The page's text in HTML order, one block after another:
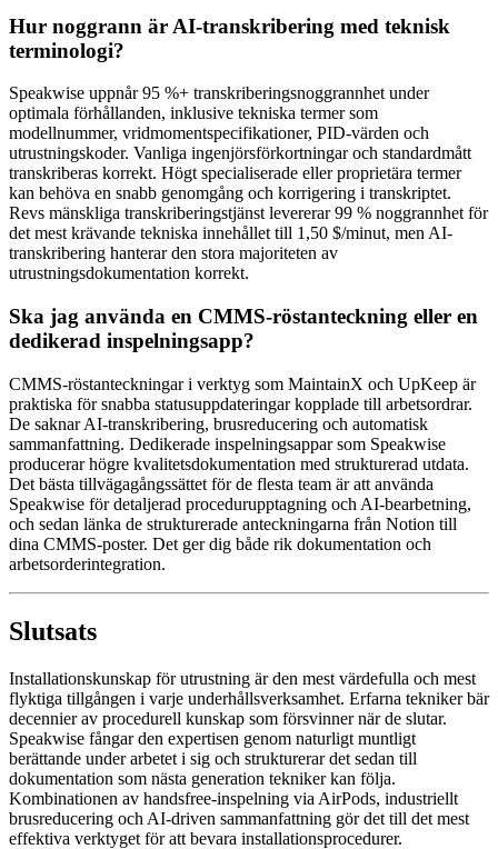
Hur noggrann är AI-transkribering med teknisk
terminologi?
Speakwise uppnår 95 %+ transkriberingsnoggrannhet under
optimala förhållanden, inklusive tekniska termer som
modellnummer, vridmomentspecifikationer, PID-värden och
utrustningskoder. Vanliga ingenjörsförkortningar och standardmått
transkriberas korrekt. Högt specialiserade eller proprietära termer
kan behöva en snabb genomgång och korrigering i transkriptet.
Revs mänskliga transkriberingstjänst levererar 99 % noggrannhet för
det mest krävande tekniska innehållet till 1,50 $/minut, men AI-
transkribering hanterar den stora majoriteten av
utrustningsdokumentation korrekt.
Ska jag använda en CMMS-röstanteckning eller en
dedikerad inspelningsapp?
CMMS-röstanteckningar i verktyg som MaintainX och UpKeep är
praktiska för snabba statusuppdateringar kopplade till arbetsordrar.
De saknar AI-transkribering, brusreducering och automatisk
sammanfattning. Dedikerade inspelningsappar som Speakwise
producerar högre kvalitetsdokumentation med strukturerad utdata.
Det bästa tillvägagångssättet för de flesta team är att använda
Speakwise för detaljerad procedurupptagning och AI-bearbetning,
och sedan länka de strukturerade anteckningarna från Notion till
dina CMMS-poster. Det ger dig både rik dokumentation och
arbetsorderintegration.
Slutsats
Installationskunskap för utrustning är den mest värdefulla och mest
flyktiga tillgången i varje underhållsverksamhet. Erfarna tekniker bär
decennier av procedurell kunskap som försvinner när de slutar.
Speakwise fångar den expertisen genom naturligt muntligt
berättande under arbetet i sig och strukturerar det sedan till
dokumentation som nästa generation tekniker kan följa.
Kombinationen av handsfree-inspelning via AirPods, industriellt
brusreducering och AI-driven sammanfattning gör det till det mest
effektiva verktyget för att bevara installationsprocedurer.